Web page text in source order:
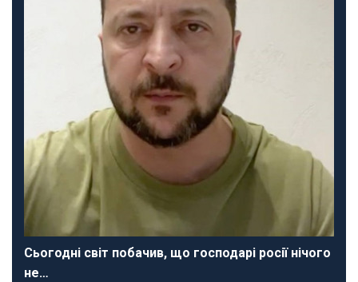
Сьогодні світ побачив, що господарі росії нічого
не…